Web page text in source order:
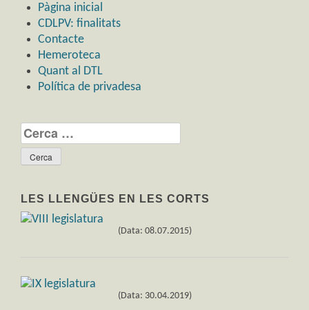
Pàgina inicial
CDLPV: finalitats
Contacte
Hemeroteca
Quant al DTL
Política de privadesa
Cerca:
LES LLENGÜES EN LES CORTS
(Data: 08.07.2015)
(Data: 30.04.2019)